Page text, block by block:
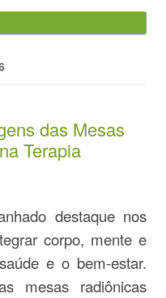
das Mesas
Terapia
destaque nos
corpo, mente e
e o bem-estar.
mesas radiônicas